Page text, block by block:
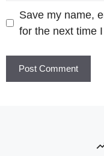
Save my name,
for the next time